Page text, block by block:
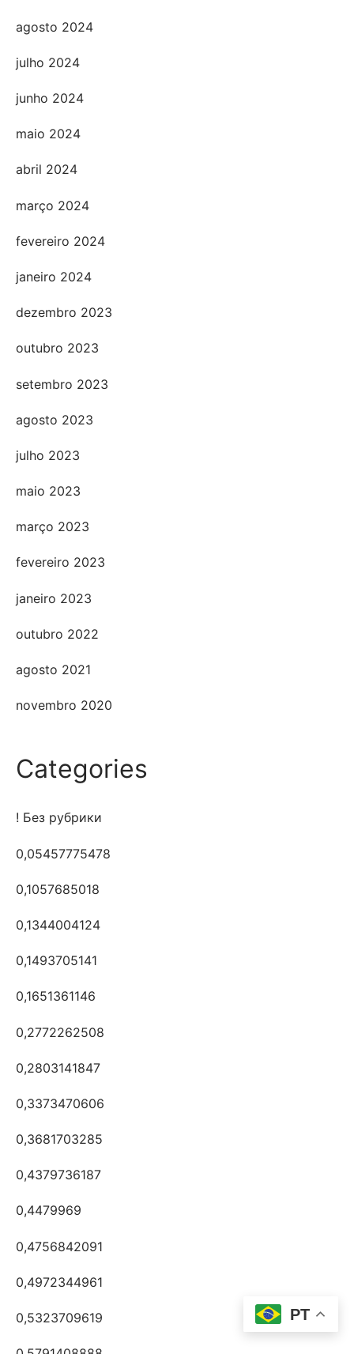
agosto 2024
julho 2024
junho 2024
maio 2024
abril 2024
março 2024
fevereiro 2024
janeiro 2024
dezembro 2023
outubro 2023
setembro 2023
agosto 2023
julho 2023
maio 2023
março 2023
fevereiro 2023
janeiro 2023
outubro 2022
agosto 2021
novembro 2020
Categories
! Без рубрики
0,05457775478
0,1057685018
0,1344004124
0,1493705141
0,1651361146
0,2772262508
0,2803141847
0,3373470606
0,3681703285
0,4379736187
0,4479969
0,4756842091
0,4972344961
0,5323709619 PT